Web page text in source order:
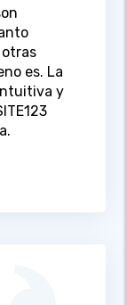
otras
es. La
y